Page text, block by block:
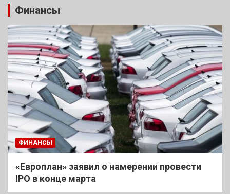
Финансы
ФИНАНСЫ
«Европлан» заявил о намерении провести
IPO в конце марта